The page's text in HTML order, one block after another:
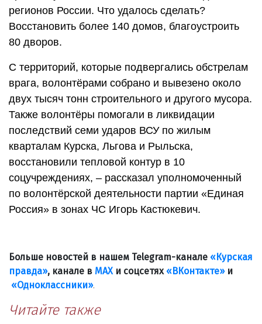
регионов России. Что удалось сделать?
Восстановить более 140 домов, благоустроить
80 дворов.
С территорий, которые подвергались обстрелам
врага, волонтёрами собрано и вывезено около
двух тысяч тонн строительного и другого мусора.
Также волонтёры помогали в ликвидации
последствий семи ударов ВСУ по жилым
кварталам Курска, Льгова и Рыльска,
восстановили тепловой контур в 10
соцучреждениях, – рассказал уполномоченный
по волонтёрской деятельности партии «Единая
Россия» в зонах ЧС Игорь Кастюкевич.
Больше новостей в нашем Telegram-канале «Курская
правда», канале в МАХи соцсетях «ВКонтакте»и
«Одноклассники».
Читайте также